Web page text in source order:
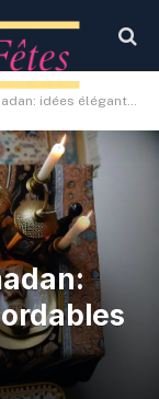
et abordables pour Eid Mubarak